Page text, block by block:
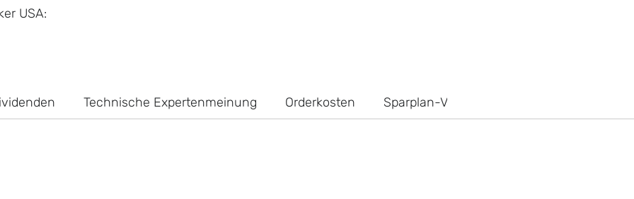
USA:
Technische Expertenmeinung Orderkosten Sparplan-Vergleich